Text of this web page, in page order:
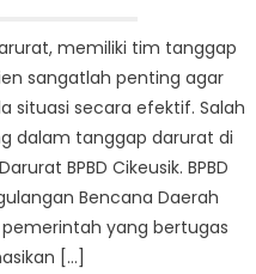
memiliki tim tanggap
sangatlah penting agar
situasi secara efektif. Salah
dalam tanggap darurat di
BPBD Cikeusik. BPBD
Bencana Daerah
yang bertugas
[…]